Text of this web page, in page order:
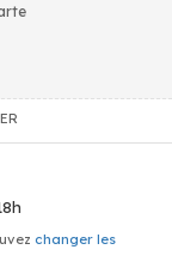
changer les